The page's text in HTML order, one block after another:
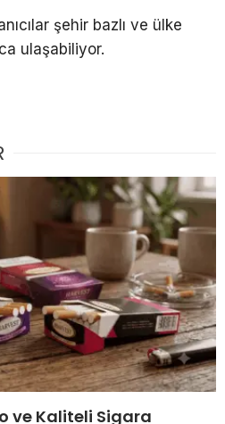
şehir bazlı ve ülke
ulaşabiliyor.
ve Kaliteli Sigara